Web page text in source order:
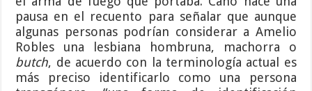
pausa en el recuento para señalar que aunque
algunas personas podrían considerar a Amelio
Robles una lesbiana hombruna, machorra o
butch, de acuerdo con la terminología actual es
más preciso identificarlo como una persona